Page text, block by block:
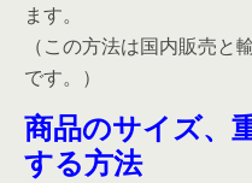
ます。
（この方法は国内販売と
です。）
商品のサイズ、
する方法